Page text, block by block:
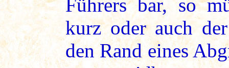
Führers bar, so
kurz oder auch
den Rand eines